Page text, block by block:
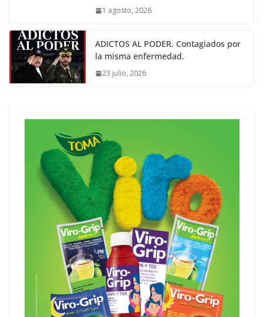
1 agosto, 2026
ADICTOS AL PODER. Contagiados por
la misma enfermedad.
23 julio, 2026